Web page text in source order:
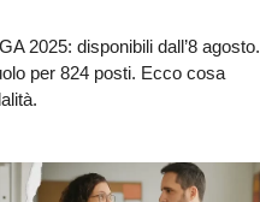
2025: disponibili dall’8 agosto.
per 824 posti. Ecco cosa